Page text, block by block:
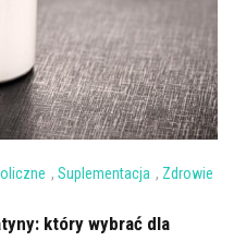
, Suplementacja , Zdrowie
który wybrać dla